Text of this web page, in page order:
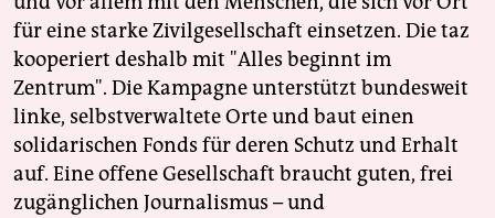
für eine starke Zivilgesellschaft einsetzen. Die taz
kooperiert deshalb mit "Alles beginnt im
Zentrum". Die Kampagne unterstützt bundesweit
linke, selbstverwaltete Orte und baut einen
solidarischen Fonds für deren Schutz und Erhalt
auf. Eine offene Gesellschaft braucht guten, frei
zugänglichen Journalismus – und